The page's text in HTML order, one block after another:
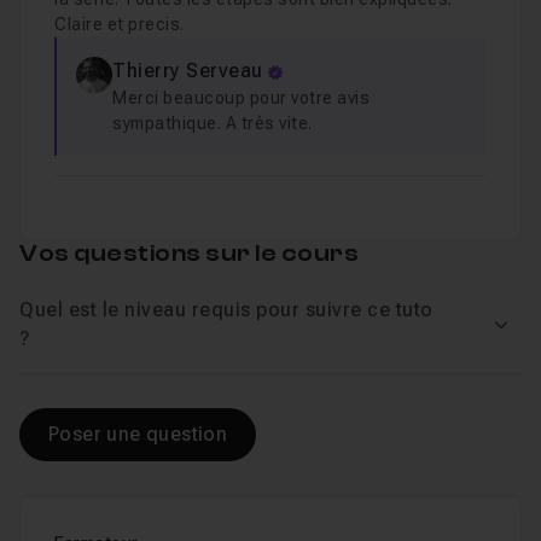
Leçon 8 Etape 8 - Retouches globales et conclusion
Cours 2 1h28
Peinture Digitale sur Photoshop - Peindre
Claire et precis.
Thierry Serveau
Merci beaucoup pour votre avis
sympathique. A très vite.
Vos questions sur le cours
Quel est le niveau requis pour suivre ce tuto
?
Poser une question